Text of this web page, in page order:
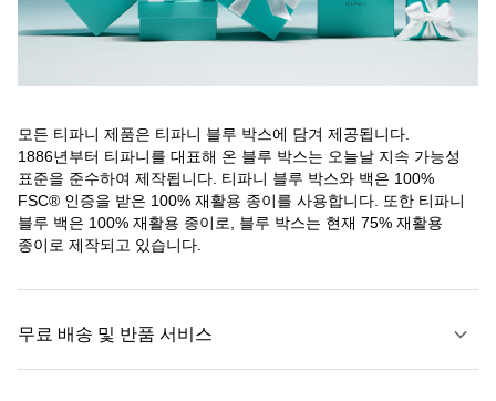
모든 티파니 제품은 티파니 블루 박스에 담겨 제공됩니다.
1886년부터 티파니를 대표해 온 블루 박스는 오늘날 지속 가능성
표준을 준수하여 제작됩니다. 티파니 블루 박스와 백은 100%
FSC® 인증을 받은 100% 재활용 종이를 사용합니다. 또한 티파니
블루 백은 100% 재활용 종이로, 블루 박스는 현재 75% 재활용
종이로 제작되고 있습니다.
무료 배송 및 반품 서비스